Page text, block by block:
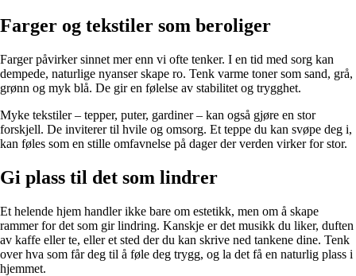
Farger og tekstiler som beroliger
Farger påvirker sinnet mer enn vi ofte tenker. I en tid med sorg kan
dempede, naturlige nyanser skape ro. Tenk varme toner som sand, grå,
grønn og myk blå. De gir en følelse av stabilitet og trygghet.
Myke tekstiler – tepper, puter, gardiner – kan også gjøre en stor
forskjell. De inviterer til hvile og omsorg. Et teppe du kan svøpe deg i,
kan føles som en stille omfavnelse på dager der verden virker for stor.
Gi plass til det som lindrer
Et helende hjem handler ikke bare om estetikk, men om å skape
rammer for det som gir lindring. Kanskje er det musikk du liker, duften
av kaffe eller te, eller et sted der du kan skrive ned tankene dine. Tenk
over hva som får deg til å føle deg trygg, og la det få en naturlig plass i
hjemmet.